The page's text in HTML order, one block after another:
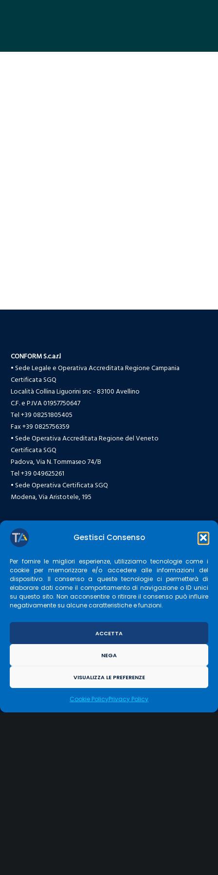
Gestisci Consenso
Per fornire le migliori esperienze, utilizziamo tecnologie come i
cookie per memorizzare e/o accedere alle informazioni del
dispositivo. Il consenso a queste tecnologie ci permetterà di
elaborare dati come il comportamento di navigazione o ID unici
su questo sito. Non acconsentire o ritirare il consenso può influire
negativamente su alcune caratteristiche e funzioni.
ACCETTA
NEGA
VISUALIZZA LE PREFERENZE
Cookie PolicyPrivacy Policy
CONFORM S.c.a.r.l
• Sede Legale e Operativa Accreditata Regione Campania
Certificata SGQ
Località Collina Liguorini snc - 83100 Avellino
C.F. e P.IVA 01957750647
Tel +39 08251805405
Fax +39 0825756359
• Sede Operativa Accreditata Regione del Veneto
Certificata SGQ
Padova, Via N. Tommaseo 74/B
Tel +39 049625261
• Sede Operativa Certificata SGQ
Modena, Via Aristotele, 195
Napoli, Viale Antonio Gramsci, 21
Saluzzo (CN), Corso Italia, 86
Lanciano, Viale Cappuccini, 76
Foggia, Corso Garibaldi, 72
Matera, P.za della Concordia, Borgo La Martella
PEC:conform@certificazioneposta.it
Marketing:
progettazione@conform.it